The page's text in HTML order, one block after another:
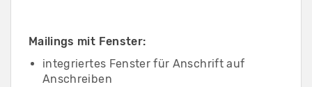
Mailings mit Fenster:
integriertes Fenster für Anschrift auf
Anschreiben